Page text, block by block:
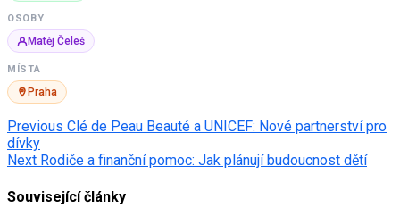
OSOBY
Matěj Čeleš
MÍSTA
Praha
Post
navigation
Previous Clé de Peau Beauté a UNICEF: Nové partnerství pro
dívky
Next Rodiče a finanční pomoc: Jak plánují budoucnost dětí
Související články